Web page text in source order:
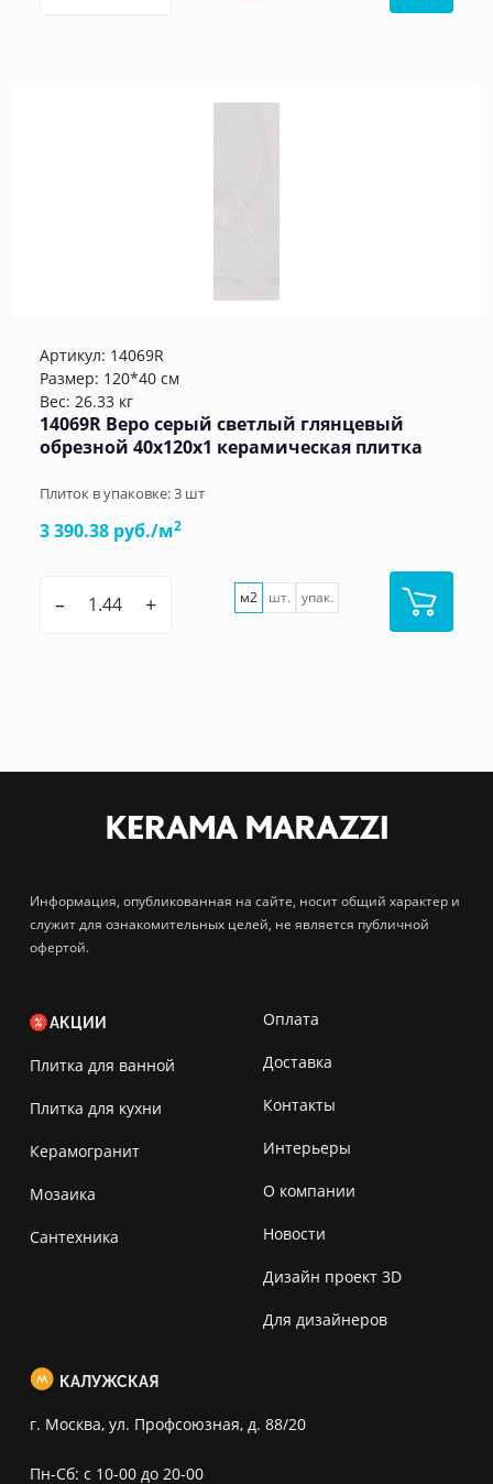
Артикул: 14069R
Размер: 120*40 см
Вес: 26.33 кг
14069R Веро серый светлый глянцевый
обрезной 40x120x1 керамическая плитка
Плиток в упаковке:3 шт
3 390.38 руб./м2
– + м2 шт. упак.
Информация, опубликованная на сайте, носит общий характер и
служит для ознакомительных целей, не является публичной
офертой.
АКЦИИ
Плитка для ванной
Плитка для кухни
Керамогранит
Мозаика
Сантехника
Оплата
Доставка
Контакты
Интерьеры
О компании
Новости
Дизайн проект 3D
Для дизайнеров
КАЛУЖСКАЯ
г. Москва, ул. Профсоюзная, д. 88/20
Пн-Сб: с 10-00 до 20-00